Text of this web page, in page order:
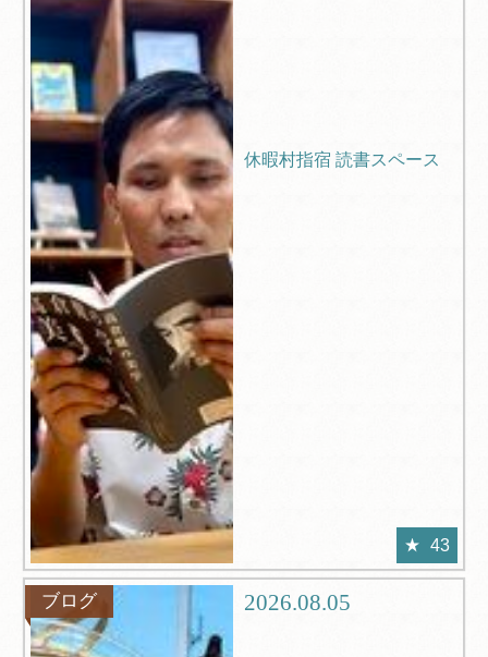
​休暇村指宿 読書スペース
43
ブログ 2026.08.05